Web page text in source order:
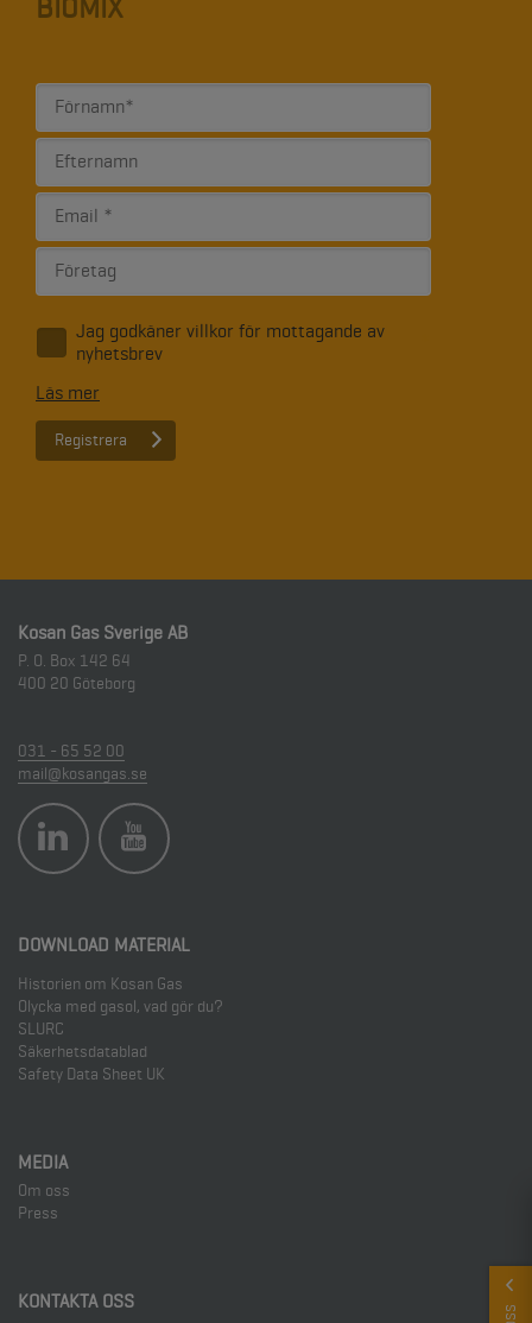
BIOMIX
Jag godkäner villkor för mottagande av
nyhetsbrev
Läs mer
Kosan Gas Sverige AB
P. O. Box 142 64
400 20 Göteborg
031 - 65 52 00
mail@kosangas.se
DOWNLOAD MATERIAL
Historien om Kosan Gas
Olycka med gasol, vad gör du?
SLURC
Säkerhetsdatablad
Safety Data Sheet UK
MEDIA
Om oss
Press
KONTAKTA OSS